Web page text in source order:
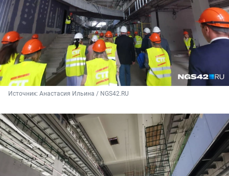
Источник: Анастасия Ильина / NGS42.RU